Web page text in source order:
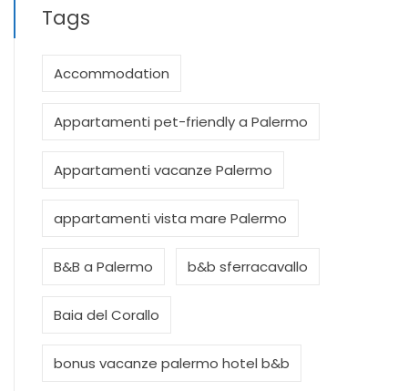
Tags
Accommodation
Appartamenti pet-friendly a Palermo
Appartamenti vacanze Palermo
appartamenti vista mare Palermo
B&B a Palermo b&b sferracavallo
Baia del Corallo
bonus vacanze palermo hotel b&b